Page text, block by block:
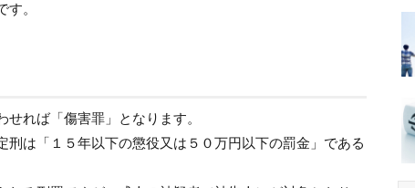
。
れば「傷害罪」となります。
は「１５年以下の懲役又は５０万円以下の罰金」である